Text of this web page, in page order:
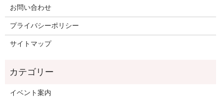
お問い合わせ
プライバシーポリシー
サイトマップ
イベント案内